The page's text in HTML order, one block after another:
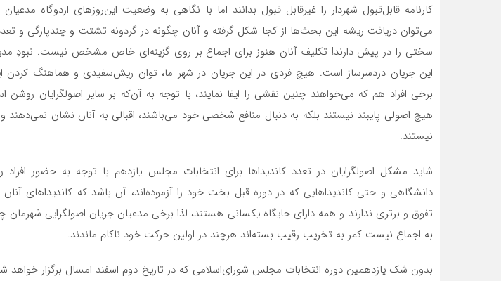
کارنامه قابل‌قبول شهردار را غیرقابل ‌قبول بدانند اما با نگاهی به وضعیت این‌روزهای اردوگاه مدعیان
می‌توان دریافت ریشه این بحث‌ها از کجا شکل گرفته و آنان چگونه در گردونه تشتت و چندپارگی و
سختی را در پیش دارند! تکلیف آنان هنوز برای اجماع بر روی گزینه‌ای خاص مشخص نیست. نبودِ
این جریان دردسرساز است. هیچ فردی در این جریان در شهر ما، توان ریش‌سفیدی و هماهنگ کردن
برخی افراد هم که می‌خواهند چنین نقشی را ایفا نمایند، با توجه به آن‌که بر سایر اصولگرایان روشن
هیچ اصولی پایبند نیستند بلکه به دنبال منافع شخصی خود می‌باشند، اقبالی به آنان نشان نمی‌دهند و
نیستند.
شاید مشکل اصولگرایان در تعدد کاندیداها برای انتخابات مجلس یازدهم با توجه به حضور
دانشگاهی و حتی کاندیداهایی که در دوره قبل بخت خود را آزموده‌اند، آن باشد که کاندیداهای
تفوق و برتری ندارند و همه دارای جایگاه یکسانی هستند، لذا برخی مدعیان جریان اصولگرایی شهرمان
به اجماع نیست کمر به تخریب رقیب بسته‌اند هرچند در اولین حرکت خود ناکام ماندند.
بدون شک یازدهمین دوره انتخابات مجلس شورای‌اسلامی که در تاریخ دوم اسفند امسال برگزار خواهد